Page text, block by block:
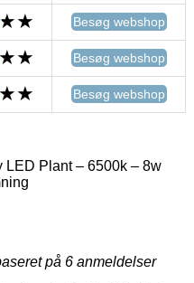
Besøg webshop
Besøg webshop
Besøg webshop
LED Plant – 6500k – 8w
på 6 anmeldelser